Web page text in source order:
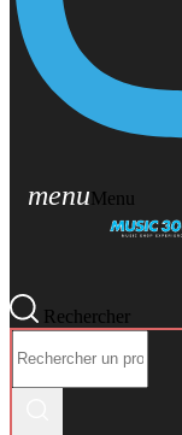
menuMenu
Rechercher